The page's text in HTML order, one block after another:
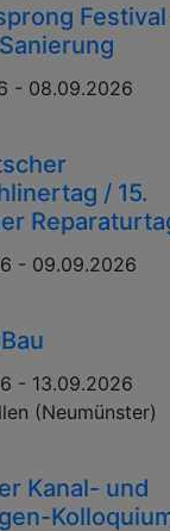
- 08.09.2026
/ 15.
- 09.09.2026
- 13.09.2026
(Neumünster)
Kanal- und